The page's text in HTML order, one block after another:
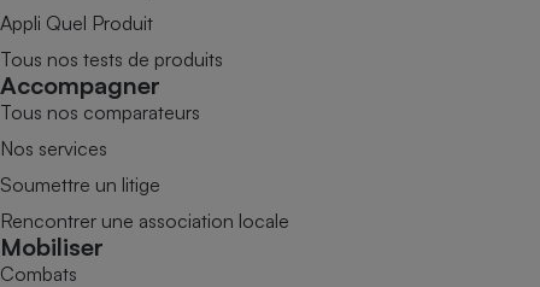
Appli Quel Produit
Tous nos tests de produits
Accompagner
Tous nos comparateurs
Nos services
Soumettre un litige
Rencontrer une association locale
Mobiliser
Combats